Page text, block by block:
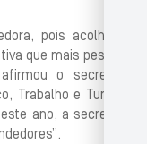
pois acolhe os
que mais pessoas
o secretário
Trabalho e Turismo
ano, a secretaria